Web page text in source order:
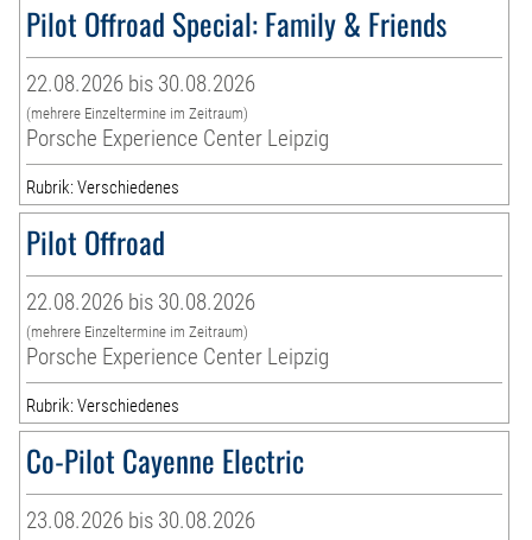
Pilot Offroad Special: Family & Friends
22.08.2026 bis 30.08.2026
(mehrere Einzeltermine im Zeitraum)
Porsche Experience Center Leipzig
Rubrik: Verschiedenes
Pilot Offroad
22.08.2026 bis 30.08.2026
(mehrere Einzeltermine im Zeitraum)
Porsche Experience Center Leipzig
Rubrik: Verschiedenes
Co-Pilot Cayenne Electric
23.08.2026 bis 30.08.2026